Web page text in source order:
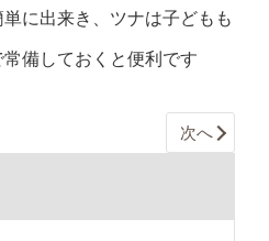
に出来き、ツナは子どもも
備しておくと便利です
次へ